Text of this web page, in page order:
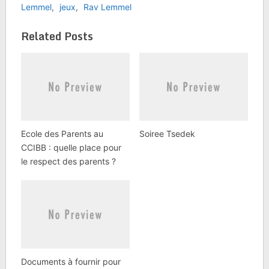
Décembre 07, à
Centre Communautaire
Israélite de Boulogne-
Lemmel, jeux, Rav Lemmel
Related Posts
Ecole des Parents au
CCIBB : quelle place pour
le respect des parents ?
Soiree Tsedek
Documents à fournir pour